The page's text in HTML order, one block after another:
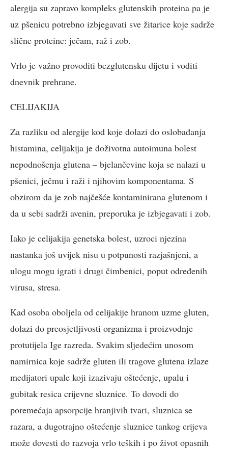
alergija su zapravo kompleks glutenskih proteina pa je
uz pšenicu potrebno izbjegavati sve žitarice koje sadrže
slične proteine: ječam, raž i zob.
Vrlo je važno provoditi bezglutensku dijetu i voditi
dnevnik prehrane.
CELIJAKIJA
Za razliku od alergije kod koje dolazi do oslobađanja
histamina, celijakija je doživotna autoimuna bolest
nepodnošenja glutena – bjelančevine koja se nalazi u
pšenici, ječmu i raži i njihovim komponentama. S
obzirom da je zob najčešće kontaminirana glutenom i
da u sebi sadrži avenin, preporuka je izbjegavati i zob.
Iako je celijakija genetska bolest, uzroci njezina
nastanka još uvijek nisu u potpunosti razjašnjeni, a
ulogu mogu igrati i drugi čimbenici, poput određenih
virusa, stresa.
Kad osoba oboljela od celijakije hranom uzme gluten,
dolazi do preosjetljivosti organizma i proizvodnje
protutijela Ige razreda. Svakim sljedećim unosom
namirnica koje sadrže gluten ili tragove glutena izlaze
medijatori upale koji izazivaju oštećenje, upalu i
gubitak resica crijevne sluznice. To dovodi do
poremećaja apsorpcije hranjivih tvari, sluznica se
razara, a dugotrajno oštećenje sluznice tankog crijeva
može dovesti do razvoja vrlo teških i po život opasnih